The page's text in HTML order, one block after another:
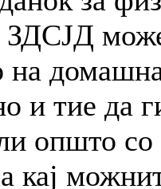
ЗДСЈД
на
и тие да
општо
кај